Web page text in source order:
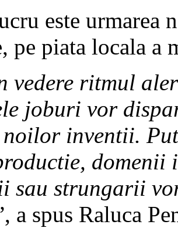
este urmarea
pe piata locala a
vedere ritmul
joburi vor
inventii.
sau strungarii
a spus Raluca